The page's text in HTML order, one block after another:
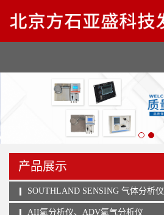
产品展示
SOUTHLAND SENSING 气体分析仪
AII氧分析仪、ADV氧气分析仪